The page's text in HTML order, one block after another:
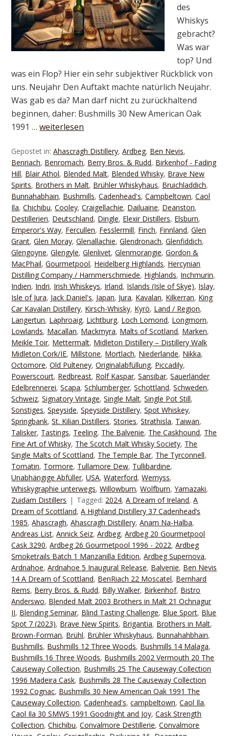
des
Whiskys
gebracht?
Was war
top? Und
was ein Flop? Hier ein sehr subjektiver Rückblick von
uns. Neujahr Den Auftakt machte natürlich Neujahr.
Was gab es da? Man darf nicht zu zurückhaltend
beginnen, daher: Bushmills 30 New American Oak
1991 …weiterlesen
Gepostet in:Ahascragh Distillery,Ardbeg, Ben Nevis,
Benriach, Benromach, Berry Bros. & Rudd, Birkenhof - Fading
Hill, Blair Athol, Blended Malt, Blended Whisky, Brave New
Spirits, Brothers in Malt, Brühler Whiskyhaus, Bruichladdich,
Bunnahabhain, Bushmills,Cadenhead's,Campbeltown,Caol
Ila,Chichibu,Cooley,Craigellachie, Dailuaine, Deanston,
Destillerien, Deutschland, Dingle, Elexir Distillers, Elsburn,
Emperor's Way, Fercullen, Fesslermill, Finch, Finnland,Glen
Grant,Glen Moray,Glenallachie,Glendronach,Glenfiddich,
Glengoyne,Glengyle,Glenlivet,Glenmorangie,Gordon &
MacPhail,Gourmetpool, Heidelberg Highlands, Hercynian
Distilling Company / Hammerschmiede, Highlands, Inchmurin,
Indien, Indri, Irish Whiskeys, Irland, Islands (Isle of Skye), Islay,
Isle of Jura, Jack Daniel's, Japan, Jura, Kavalan, Kilkerran, King
Car Kavalan Distillery, Kirsch-Whisky, Kyrö, Land / Region,
Langertun, Laphroaig, Lichtburg, Loch Lomond, Longmorn,
Lowlands, Macallan, Mackmyra, Malts of Scotland, Marken,
Meikle Toir, Mettermalt, Midleton Distillery – Distillery Walk
Midleton Cork/IE, Millstone, Mortlach, Niederlande, Nikka,
Octomore,Old Pulteney,Originalabfüllung, Piccadily,
Powerscourt, Redbreast, Rolf Kaspar,Sansibar,Sauerländer
Edelbrennerei,Scapa,Schlumberger,Schottland,Schweden,
Schweiz,Signatory Vintage,Single Malt,Single Pot Still,
Sonstiges,Speyside,Speyside Distillery,Spot Whiskey,
Springbank,St. Kilian Distillers,Stories,Strathisla, Taiwan,
Talisker, Tastings, Teeling, The Balvenie, The Caskhound, The
Fine Art of Whisky, The Scotch Malt Whisky Society, The
Single Malts of Scottland, The Temple Bar, The Tyrconnell,
Tomatin, Tormore, Tullamore Dew, Tullibardine,
Unabhängige Abfüller,USA,Waterford,Wemyss,
Whiskygraphie unterwegs,Willowburn,Wolfburn,Yamazaki,
Zuidam Distillers
Tagged: 2024,A Dream of Ireland,A
Dream of Scottland,A Highland Distillery 37 Cadenhead‘s
1985,Ahascragh,Ahascragh Distillery,Anam Na-Halba,
Andreas List,Annick Seiz,Ardbeg,Ardbeg 20 Gourmetpool
Cask 3290,Ardbeg 26 Gourmetpool 1996 - 2022,Ardbeg
Smoketrails Batch 1 Manzanilla Edition,Ardbeg Supernova,
Ardnahoe,Ardnahoe 5 Inaugural Release, Balvenie, Ben Nevis
14 A Dream of Scottland, BenRiach 22 Moscatel, Bernhard
Rems, Berry Bros. & Rudd, Billy Walker, Birkenhof, Bistro
Anderswo, Blended Malt 2003 Brothers in Malt 21 Ochnagur
II, Blending Seminar, Blind Tasting Challenge, Blue Sport, Blue
Spot 7 (2023), Brave New Spirits, Brigantia, Brothers in Malt,
Brown-Forman, Brühl, Brühler Whiskyhaus, Bunnahahbhain,
Bushmills, Bushmills 12 Three Woods, Bushmills 14 Malaga,
Bushmills 16 Three Woods, Bushmills 2002 Vermouth 20 The
Causeway Collection, Bushmills 25 The Causeway Collection
1996 Madeira Cask, Bushmills 28 The Causeway Collection
1992 Cognac, Bushmills 30 New American Oak 1991 The
Causeway Collection,Cadenhead's,campbeltown,Caol Ila,
Caol Ila 30 SMWS 1991 Goodnight and Joy,Cask Strength
Collection,Chichibu,Convalmore Destillerie,Convalmore